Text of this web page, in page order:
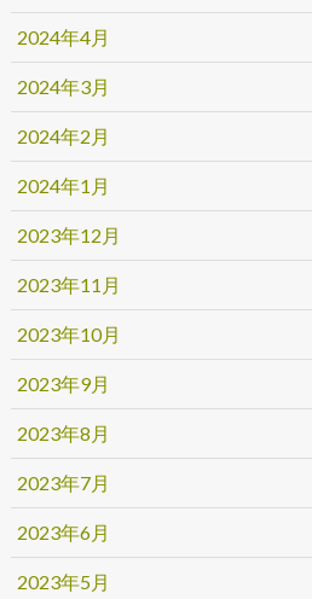
2024年4月
2024年3月
2024年2月
2024年1月
2023年12月
2023年11月
2023年10月
2023年9月
2023年8月
2023年7月
2023年6月
2023年5月